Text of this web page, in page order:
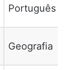
Português
Geografia